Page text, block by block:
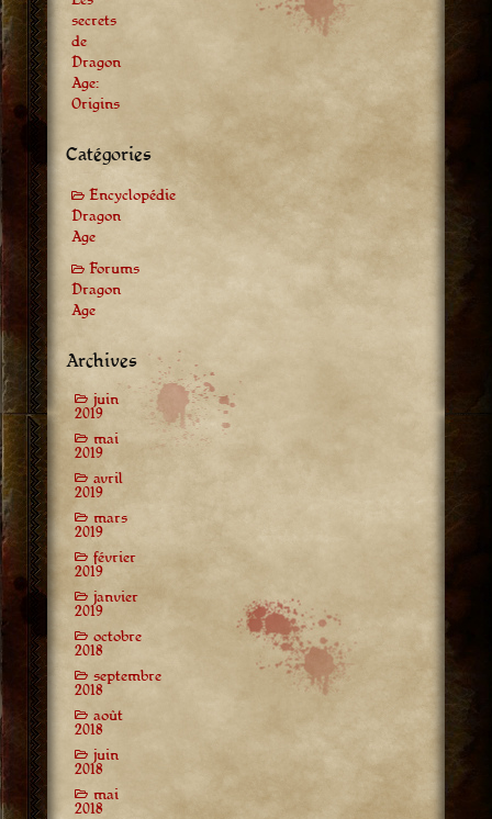
secrets
de
Dragon
Age:
Origins
Catégories
Encyclopédie
Dragon
Age
Forums
Dragon
Age
Archives
juin
2019
mai
2019
avril
2019
mars
2019
février
2019
janvier
2019
octobre
2018
septembre
2018
août
2018
juin
2018
mai
2018